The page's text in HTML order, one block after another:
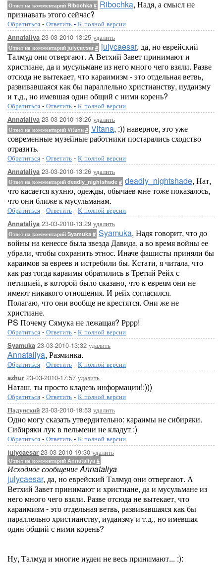
Ответ на комментарий Ribochka # Ribochka, Надя, а смысл не
признавать этого сейчас?
Обратиться - Ответить - К полной версии
Annataliya 23-03-2010-13:25 удалить
Ответ на комментарий julycaesar # julycaesar, да, но еврейский
Талмуд они отвергают. А Ветхий Завет принимают и
христиане, да и мусульмане из него много чего взяли. Разве
отсюда не вытекает, что караимизм - это отдельная ветвь,
развивавшаяся как бы параллельно христианству, иудаизму
и т.д., но имевшая один общий с ними корень?
Обратиться - Ответить - К полной версии
Annataliya 23-03-2010-13:26 удалить
Ответ на комментарий Vitana # Vitana, :)) наверное, это уже
современные музейные работники постарались сходство
отразить.
Обратиться - Ответить - К полной версии
Annataliya 23-03-2010-13:26 удалить
Ответ на комментарий deadly_nightshade # deadly_nightshade, Нат,
что касается кухню, одежды, обычаев мне тоже показалось,
что они ближе к мусульманам.
Обратиться - Ответить - К полной версии
Annataliya 23-03-2010-13:29 удалить
Ответ на комментарий Syamuka # Syamuka, Надя говорит, что до
войны на кенессе была звезда Давида, а во время войны ее
убрали, чтобы сохранить этнос. Иначе фашисты приняли бы
караимов за евреев и истребили бы. Кстати, я читала, что
как раз тогда караимы обратились в Третий Рейх с
петицией, в которой было сказано, что к евреям они не
имеют никакого отношения. И рейх согласился.
Полагаю, что они вообще не крестятся. Они же не
христиане.
PS Почему Сямука не лежащая? Рррр!
Обратиться - Ответить - К полной версии
Syamuka 23-03-2010-13:32 удалить
Annataliya, Разминка.
Обратиться - Ответить - К полной версии
azhur 23-03-2010-17:57 удалить
Наташ, ты просто кладезь информации!:)))
Обратиться - Ответить - К полной версии
Падунский 23-03-2010-18:53 удалить
Одно могу сказать утвердительно: караимы не сибиряки.
Сибиряки лук в пельмени не кладут :)
Обратиться - Ответить - К полной версии
julycaesar 23-03-2010-19:30 удалить
Ответ на комментарий Annataliya #
Исходное сообщение Annataliya
julycaesar, да, но еврейский Талмуд они отвергают. А
Ветхий Завет принимают и христиане, да и мусульмане из
него много чего взяли. Разве отсюда не вытекает, что
караимизм - это отдельная ветвь, развивавшаяся как бы
параллельно христианству, иудаизму и т.д., но имевшая
один общий с ними корень?
Ну, Талмуд и многие иудеи не весь принимают... :):